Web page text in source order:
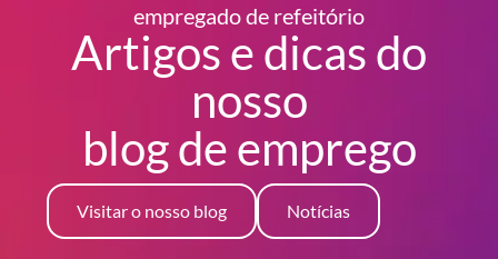
empregado de refeitório
Artigos e dicas do
nosso
blogde emprego
Visitar o nosso blog Notícias